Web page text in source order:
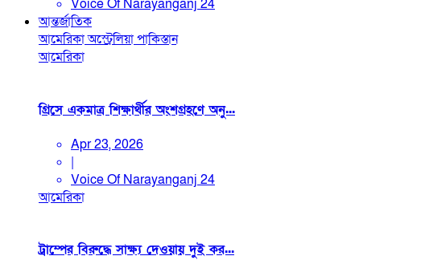
Voice Of Narayanganj 24
আন্তর্জাতিক
আমেরিকাঅস্ট্রেলিয়াপাকিস্তান
আমেরিকা
গ্রিসে একমাত্র শিক্ষার্থীর অংশগ্রহণে অনু...
Apr 23, 2026
|
Voice Of Narayanganj 24
আমেরিকা
ট্রাম্পের বিরুদ্ধে সাক্ষ্য দেওয়ায় দুই কর...